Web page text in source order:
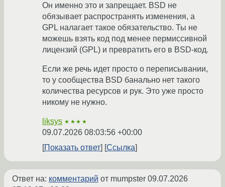
Он именно это и запрещает. BSD не
обязывает распространять изменения, а
GPL налагает такое обязательство. Ты не
можешь взять код под менее пермиссивной
лицензий (GPL) и превратить его в BSD-код.
Если же речь идет просто о переписывании,
то у сообщества BSD банально нет такого
количества ресурсов и рук. Это уже просто
никому не нужно.
liksys ★★★★
09.07.2026 08:03:56 +00:00
Показать ответ
Ссылка
Ответ на: комментарий от mumpster 09.07.2026